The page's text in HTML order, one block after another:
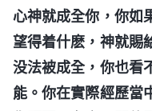
心神就成全你，你如
望得着什麽，神就賜
没法被成全，你也看
能。你在實際經歷當